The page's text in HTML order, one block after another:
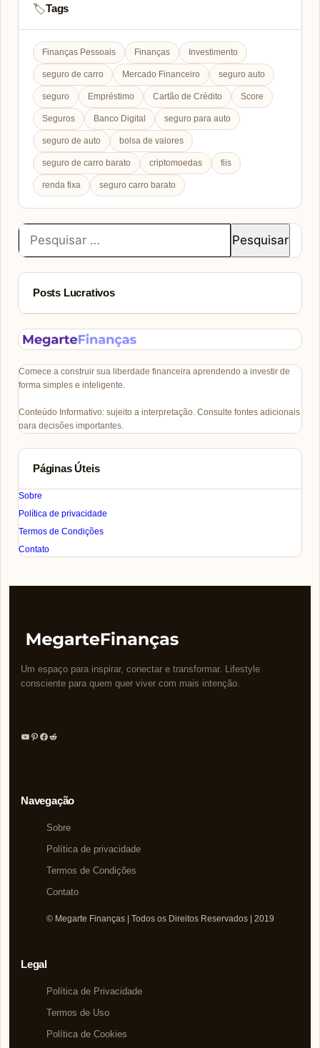
🏷️Tags
Finanças Pessoais Finanças Investimento
seguro de carro Mercado Financeiro seguro auto
seguro Empréstimo Cartão de Crédito Score
Seguros Banco Digital seguro para auto
seguro de auto bolsa de valores
seguro de carro barato criptomoedas fiis
renda fixa seguro carro barato
Pesquisar
por:
Posts Lucrativos
Comece a construir sua liberdade financeira aprendendo a investir de
forma simples e inteligente.
Conteúdo Informativo: sujeito a interpretação. Consulte fontes adicionais
para decisões importantes.
Páginas Úteis
Sobre
Política de privacidade
Termos de Condições
Contato
Um espaço para inspirar, conectar e transformar. Lifestyle
consciente para quem quer viver com mais intenção.
Youtube
Pinterest
Facebook
Reddit
Navegação
Sobre
Política de privacidade
Termos de Condições
Contato
© Megarte Finanças | Todos os Direitos Reservados | 2019
Legal
Política de Privacidade
Termos de Uso
Política de Cookies